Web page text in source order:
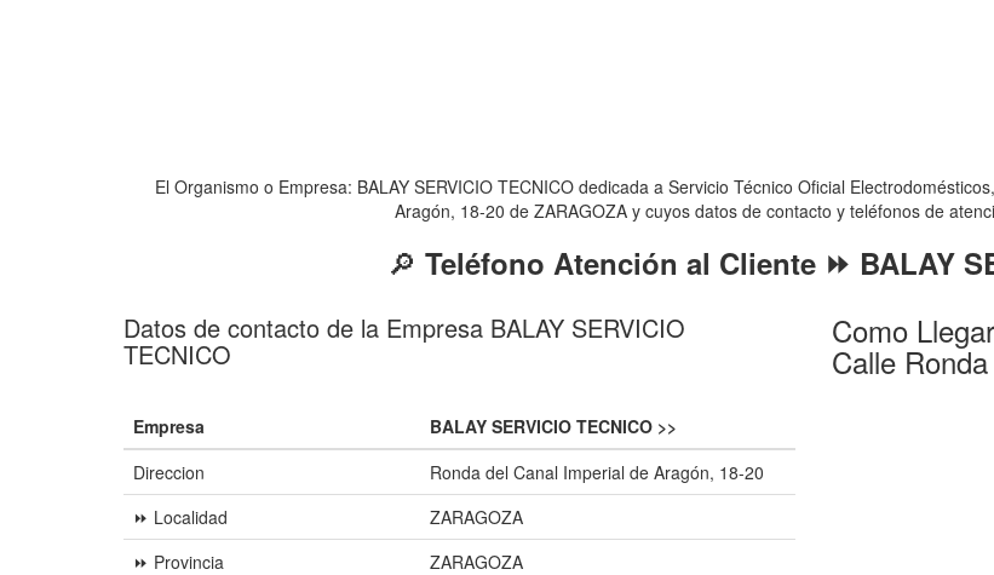
El Organismo o Empresa: BALAY SERVICIO TECNICO dedicada a Servicio Técnico Oficial
Aragón, 18-20 de ZARAGOZA y cuyos datos de contacto y teléfonos de
🔎 Teléfono Atención al Cliente ⏩ BALAY
Datos de contacto de la Empresa BALAY SERVICIO
TECNICO
Empresa
BALAY SERVICIO TECNICO >>
Direccion
Ronda del Canal Imperial de Aragón, 18-20
⏩ Localidad
ZARAGOZA
⏩ Provincia
ZARAGOZA
Como
Calle